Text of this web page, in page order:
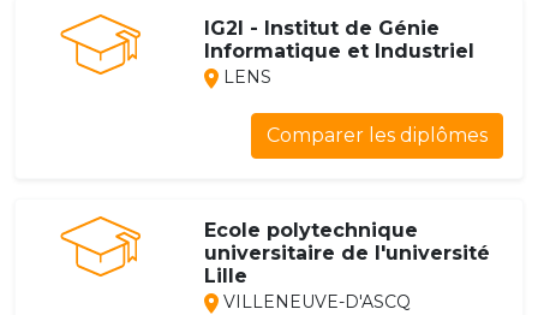
IG2I - Institut de Génie
Informatique et Industriel
LENS
Comparer les diplômes
Ecole polytechnique
universitaire de l'université
Lille
VILLENEUVE-D'ASCQ